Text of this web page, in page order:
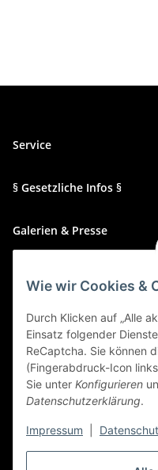
Wie wir Cookies &
Durch Klicken auf „Alle
Einsatz folgender
ReCaptcha. Sie können
(Fingerabdruck-Icon
Sie unter Konfigurieren
Datenschutzerklärung.
Impressum
Service
§ Gesetzliche Infos §
Galerien & Presse